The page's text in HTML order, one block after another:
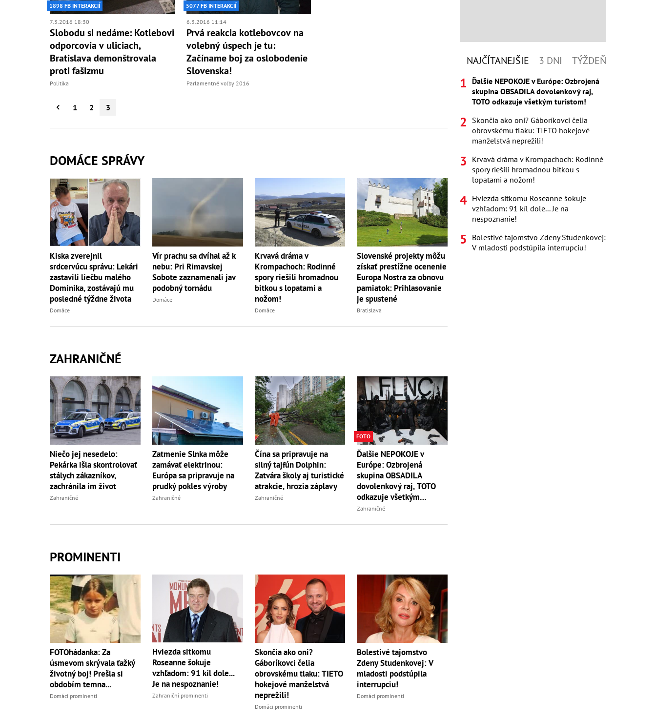
1898 FB INTERAKCIÍ
7.3.2016 18:30
Slobodu si nedáme: Kotlebovi
odporcovia v uliciach,
Bratislava demonštrovala
proti fašizmu
Politika
5077 FB INTERAKCIÍ
6.3.2016 11:14
Prvá reakcia kotlebovcov na
volebný úspech je tu:
Začíname boj za oslobodenie
Slovenska!
Parlamentné voľby 2016
1 2 3
DOMÁCE SPRÁVY
Kiska zverejnil
srdcervúcu správu: Lekári
zastavili liečbu malého
Dominika, zostávajú mu
posledné týždne života
Domáce
Vír prachu sa dvíhal až k
nebu: Pri Rimavskej
Sobote zaznamenali jav
podobný tornádu
Domáce
Krvavá dráma v
Krompachoch: Rodinné
spory riešili hromadnou
bitkou s lopatami a
nožom!
Domáce
Slovenské projekty môžu
získať prestížne ocenenie
Europa Nostra za obnovu
pamiatok: Prihlasovanie
je spustené
Bratislava
ZAHRANIČNÉ
Niečo jej nesedelo:
Pekárka išla skontrolovať
stálych zákazníkov,
zachránila im život
Zahraničné
Zatmenie Slnka môže
zamávať elektrinou:
Európa sa pripravuje na
prudký pokles výroby
Zahraničné
Čína sa pripravuje na
silný tajfún Dolphin:
Zatvára školy aj turistické
atrakcie, hrozia záplavy
Zahraničné
FOTO
Ďalšie NEPOKOJE v
Európe: Ozbrojená
skupina OBSADILA
dovolenkový raj, TOTO
odkazuje všetkým
turistom!
Zahraničné
PROMINENTI
FOTOhádanka: Za
úsmevom skrývala ťažký
životný boj! Prešla si
obdobím temna...
Domáci prominenti
Hviezda sitkomu
Roseanne šokuje
vzhľadom: 91 kíl dole...
Je na nespoznanie!
Zahraniční prominenti
Skončia ako oni?
Gáboríkovci čelia
obrovskému tlaku: TIETO
hokejové manželstvá
neprežili!
Domáci prominenti
Bolestivé tajomstvo
Zdeny Studenkovej: V
mladosti podstúpila
interrupciu!
Domáci prominenti
NAJČÍTANEJŠIE 3 DNI TÝŽDEŇ
Ďalšie NEPOKOJE v Európe: Ozbrojená
skupina OBSADILA dovolenkový raj,
TOTO odkazuje všetkým turistom!
Skončia ako oni? Gáboríkovci čelia
obrovskému tlaku: TIETO hokejové
manželstvá neprežili!
Krvavá dráma v Krompachoch: Rodinné
spory riešili hromadnou bitkou s
lopatami a nožom!
Hviezda sitkomu Roseanne šokuje
vzhľadom: 91 kíl dole... Je na
nespoznanie!
Bolestivé tajomstvo Zdeny Studenkovej:
V mladosti podstúpila interrupciu!